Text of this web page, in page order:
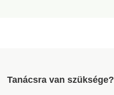
Tanácsra van szüksége?